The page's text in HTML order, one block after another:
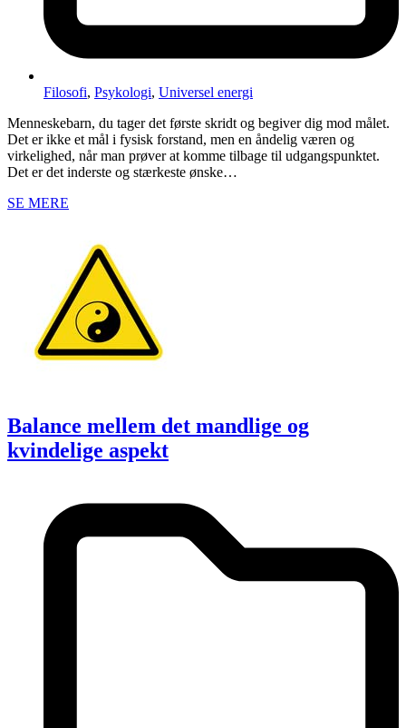
Filosofi, Psykologi, Universel energi
Menneskebarn, du tager det første skridt og begiver dig mod målet.
Det er ikke et mål i fysisk forstand, men en åndelig væren og
virkelighed, når man prøver at komme tilbage til udgangspunktet.
Det er det inderste og stærkeste ønske…
SE MERE
Balance mellem det mandlige og
kvindelige aspekt